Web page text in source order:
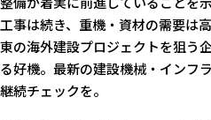
工事は続き、重機・資材の需要は
東の海外建設プロジェクトを狙う
る好機。最新の建設機械・イン
継続チェックを。